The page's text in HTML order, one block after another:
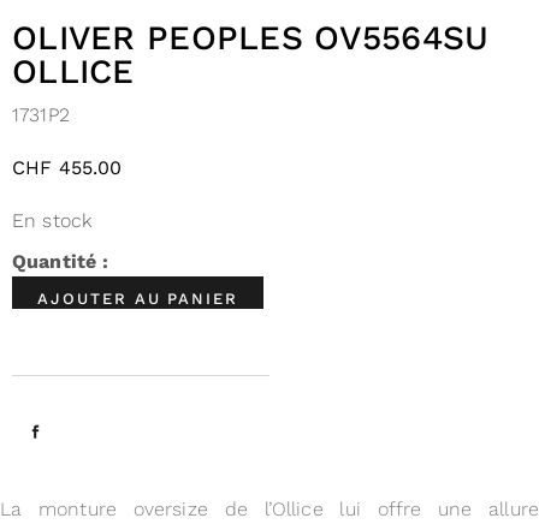
OLIVER PEOPLES OV5564SU
OLLICE
1731P2
CHF 455.00
En stock
AJOUTER AU PANIER
La monture oversize de l’Ollice lui offre une allure